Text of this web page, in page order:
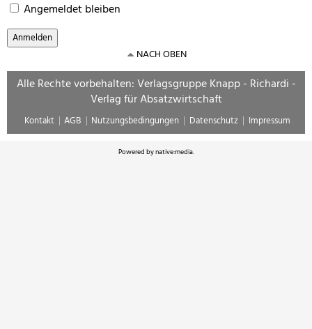
Angemeldet bleiben
NACH OBEN
Alle Rechte vorbehalten: Verlagsgruppe Knapp - Richardi -
Verlag für Absatzwirtschaft
Kontakt AGB Nutzungsbedingungen Datenschutz Impressum
Powered bynative:media.